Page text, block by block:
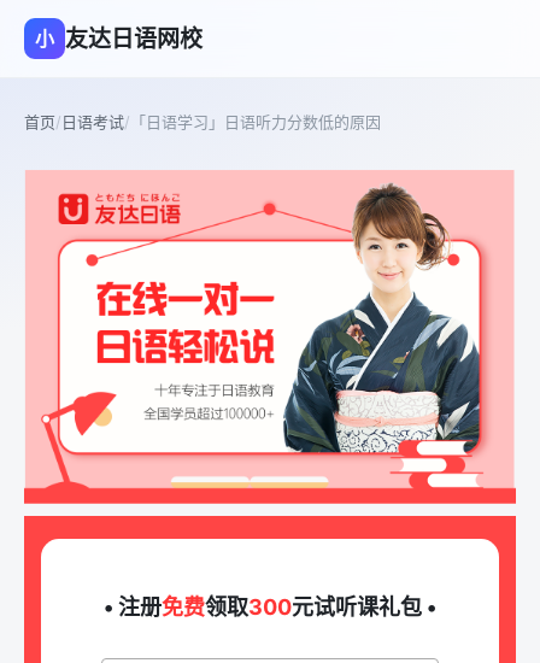
小 友达日语网校
首页/日语考试/ 「日语学习」日语听力分数低的原因
• 注册免费领取300元试听课礼包 •